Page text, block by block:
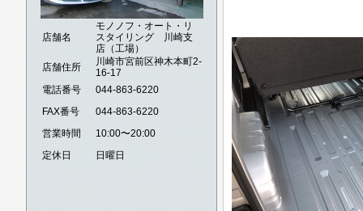
店舗名
モノノフ・オート・リ
スタイリング 川崎支
店（工場）
店舗住所
川崎市宮前区神木本町2-
16-17
電話番号
044-863-6220
FAX番号
044-863-6220
営業時間
10:00〜20:00
定休日
日曜日